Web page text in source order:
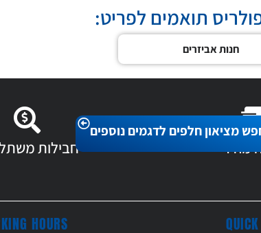
מציאון חלפים לדגמים נוספים
תואמים לפריט:
חנות אביזרים
מהיר חבילות
HOURS